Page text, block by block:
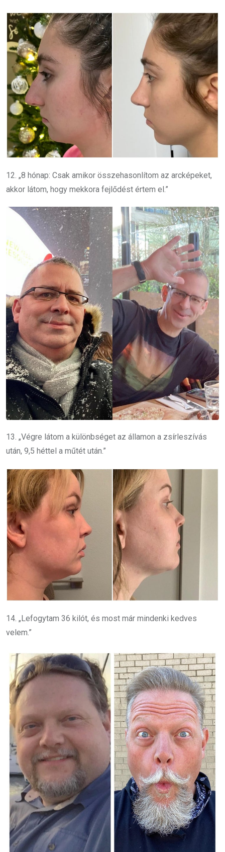
12. „8 hónap: Csak amikor összehasonlítom az arcképeket,
akkor látom, hogy mekkora fejlődést értem el.”
13. „Végre látom a különbséget az államon a zsírleszívás
után, 9,5 héttel a műtét után.”
14. „Lefogytam 36 kilót, és most már mindenki kedves
velem.”